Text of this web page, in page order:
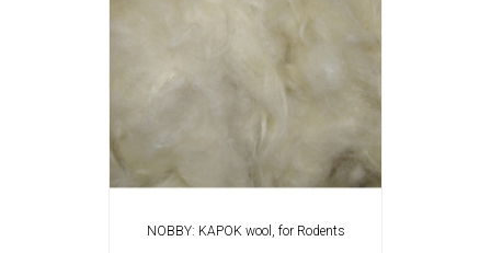
NOBBY: KAPOK wool, for Rodents